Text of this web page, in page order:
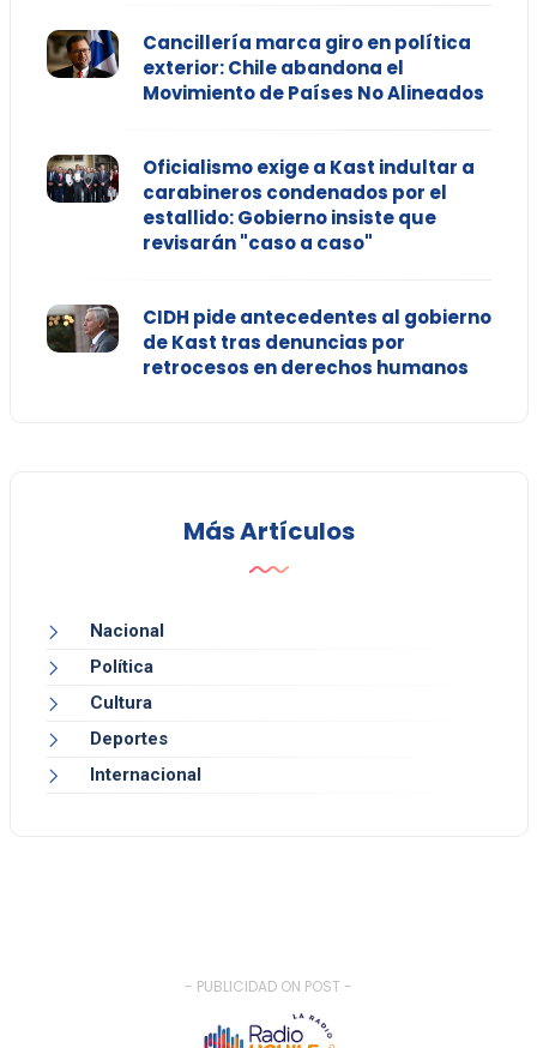
Cancillería marca giro en política
exterior: Chile abandona el
Movimiento de Países No Alineados
Oficialismo exige a Kast indultar a
carabineros condenados por el
estallido: Gobierno insiste que
revisarán "caso a caso"
CIDH pide antecedentes al gobierno
de Kast tras denuncias por
retrocesos en derechos humanos
Más Artículos
Nacional
Política
Cultura
Deportes
Internacional
- PUBLICIDAD ON POST -